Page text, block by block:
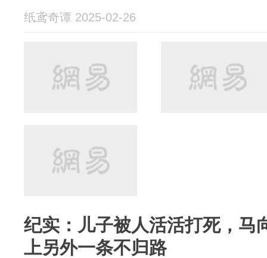
纸鸢奇谭 2025-02-26
纪实：儿子被人活活打死，马
上另外一条不归路